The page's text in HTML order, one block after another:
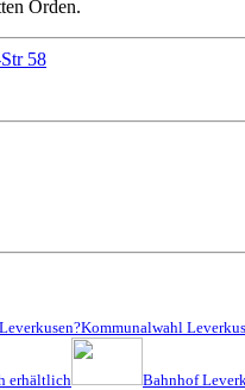
Orden.
58
Kommunalwahl
erhältlich Bahnhof